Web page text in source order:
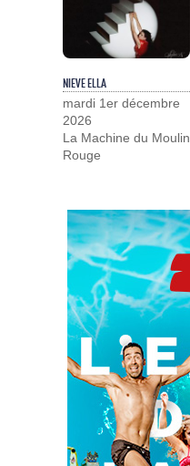
NIEVE ELLA
mardi 1er décembre
2026
La Machine du Moulin
Rouge